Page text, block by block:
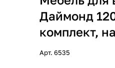
Даймонд
комплект,
Арт.6535